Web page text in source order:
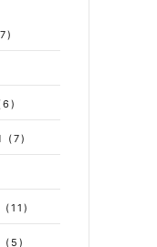
(7)
(11)
(5)